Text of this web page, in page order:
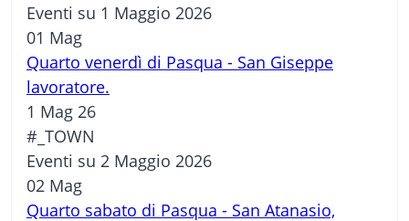
Eventi su 1 Maggio 2026
01 Mag
Quarto venerdì di Pasqua - San Giseppe
lavoratore.
1 Mag 26
#_TOWN
Eventi su 2 Maggio 2026
02 Mag
Quarto sabato di Pasqua - San Atanasio,